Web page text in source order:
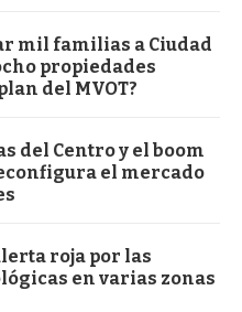
mil familias a Ciudad
propiedades
del MVOT?
del Centro y el boom
el mercado
roja por las
en varias zonas